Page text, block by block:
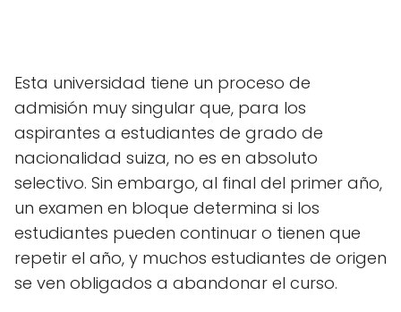
Esta universidad tiene un proceso de
admisión muy singular que, para los
aspirantes a estudiantes de grado de
nacionalidad suiza, no es en absoluto
selectivo. Sin embargo, al final del primer año,
un examen en bloque determina si los
estudiantes pueden continuar o tienen que
repetir el año, y muchos estudiantes de origen
se ven obligados a abandonar el curso.